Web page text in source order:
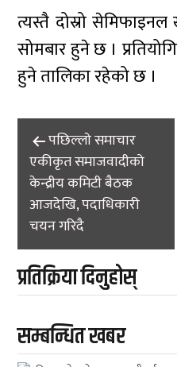
त्यस्तै दोस्रो
सोमबार हुने छ ।
हुने तालिका रहेको छ ।
Post
navigation
पछिल्लाे समाचार
एकीकृत समाजवादीको
केन्द्रीय कमिटी बैठक
आजदेखि, पदाधिकारी
चयन गरिदै
प्रतिक्रिया दिनुहोस्
सम्बन्धित खबर